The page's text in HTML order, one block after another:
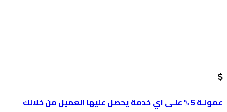
عمولـة 5 % علـى اي خدمة يحصل عليها العميل من خلالك